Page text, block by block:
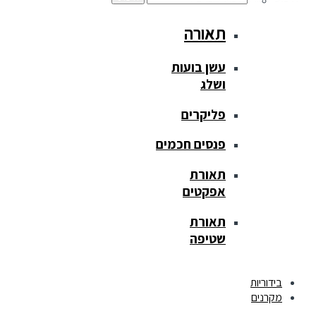
תאורה
עשן בועות
ושלג
פליקרים
פנסים חכמים
תאורת
אפקטים
תאורת
שטיפה
בידוריות
מקרנים